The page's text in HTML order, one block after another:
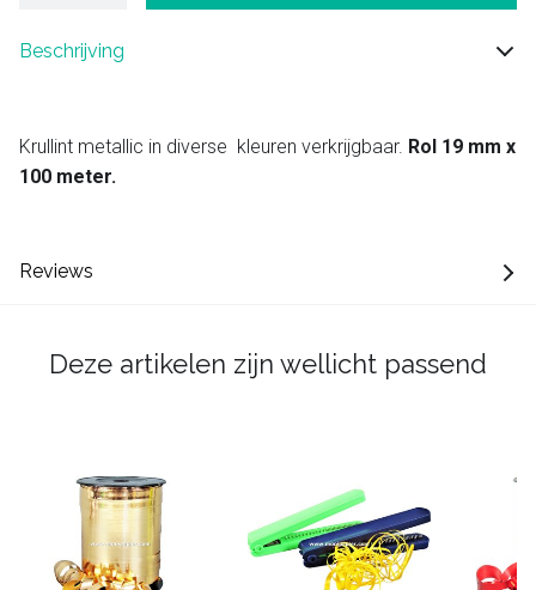
Beschrijving
Krullint metallic in diverse kleuren verkrijgbaar. Rol 19 mm x
100 meter.
Reviews
Deze artikelen zijn wellicht passend